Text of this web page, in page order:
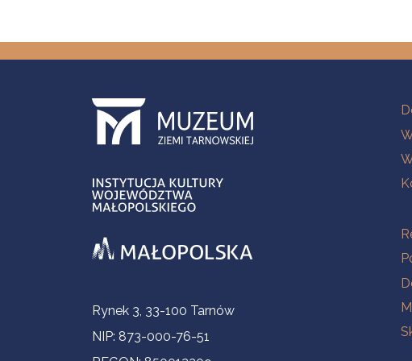
Informacje kontaktowe
Rynek 3, 33-100 Tarnów
NIP: 873-000-76-51